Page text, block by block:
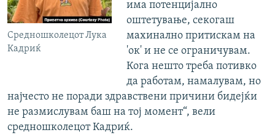
Средношколецот Лука
Кадриќ
има потенцијално
оштетување, секогаш
махинално притискам на
'ок' и не се ограничувам.
Кога нешто треба потивко
да работам, намалувам, но
најчесто не поради здравствени причини бидејќи
не размислувам баш на тој момент“, вели
средношколецот Кадриќ.